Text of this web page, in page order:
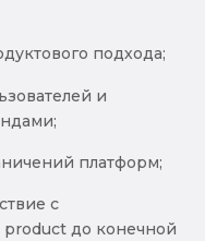
подхода;
и
платформ;
с
product до конечной